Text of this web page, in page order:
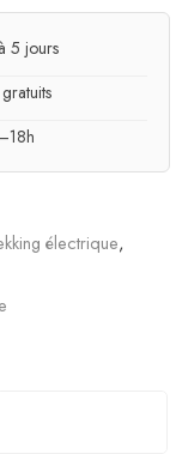
5 jours
électrique,